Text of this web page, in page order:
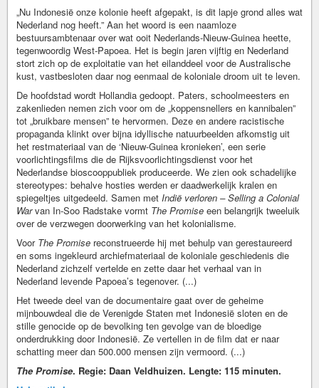
„Nu Indonesië onze kolonie heeft afgepakt, is dit lapje grond alles wat
Nederland nog heeft.” Aan het woord is een naamloze
bestuursambtenaar over wat ooit Nederlands-Nieuw-Guinea heette,
tegenwoordig West-Papoea. Het is begin jaren vijftig en Nederland
stort zich op de exploitatie van het eilanddeel voor de Australische
kust, vastbesloten daar nog eenmaal de koloniale droom uit te leven.
De hoofdstad wordt Hollandia gedoopt. Paters, schoolmeesters en
zakenlieden nemen zich voor om de „koppensnellers en kannibalen”
tot „bruikbare mensen” te hervormen. Deze en andere racistische
propaganda klinkt over bijna idyllische natuurbeelden afkomstig uit
het restmateriaal van de ‘Nieuw-Guinea kronieken’, een serie
voorlichtingsfilms die de Rijksvoorlichtingsdienst voor het
Nederlandse bioscooppubliek produceerde. We zien ook schadelijke
stereotypes: behalve hosties werden er daadwerkelijk kralen en
spiegeltjes uitgedeeld. Samen met Indië verloren – Selling a Colonial
Warvan In-Soo Radstake vormt The Promise een belangrijk tweeluik
over de verzwegen doorwerking van het kolonialisme.
Voor The Promise reconstrueerde hij met behulp van gerestaureerd
en soms ingekleurd archiefmateriaal de koloniale geschiedenis die
Nederland zichzelf vertelde en zette daar het verhaal van in
Nederland levende Papoea’s tegenover. (...)
Het tweede deel van de documentaire gaat over de geheime
mijnbouwdeal die de Verenigde Staten met Indonesië sloten en de
stille genocide op de bevolking ten gevolge van de bloedige
onderdrukking door Indonesië. Ze vertellen in de film dat er naar
schatting meer dan 500.000 mensen zijn vermoord. (...)
The Promise. Regie: Daan Veldhuizen. Lengte: 115 minuten.